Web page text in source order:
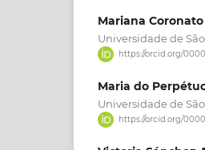
Mariana
Universidade de
https://orcid.org/
Maria do
Universidade de
https://orcid.org/